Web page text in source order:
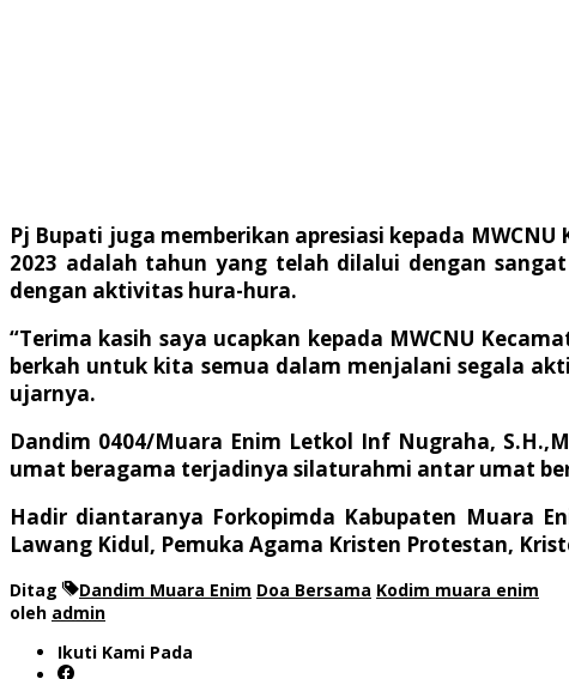
Pj Bupati juga memberikan apresiasi kepada
2023 adalah tahun yang telah dilalui dengan
dengan aktivitas hura-hura.
“Terima kasih saya ucapkan kepada MWCNU
berkah untuk kita semua dalam menjalani segala
ujarnya.
Dandim 0404/Muara Enim Letkol Inf Nugraha,
umat beragama terjadinya silaturahmi antar umat
Hadir diantaranya Forkopimda Kabupaten Muara
Lawang Kidul, Pemuka Agama Kristen Protestan,
Ditag Dandim Muara Enim Doa Bersama Kodim muara enim
oleh admin
Ikuti Kami Pada